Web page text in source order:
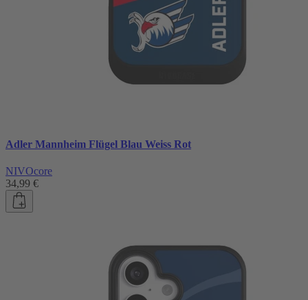
Adler Mannheim Flügel Blau Weiss Rot
NIVOcore
34,99 €